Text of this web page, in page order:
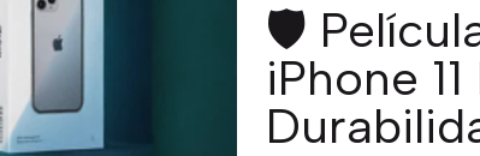
🛡️
iPhone